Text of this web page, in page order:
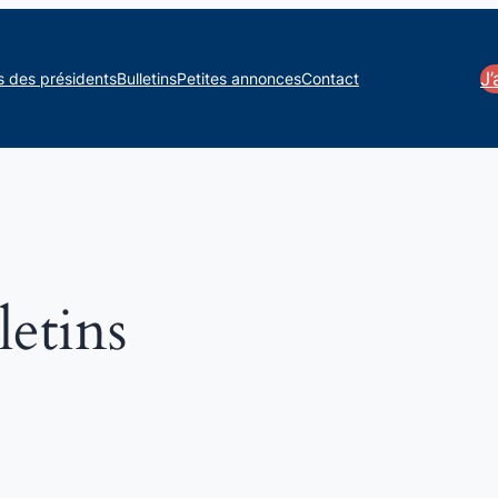
des présidentsBulletinsPetites annoncesContact